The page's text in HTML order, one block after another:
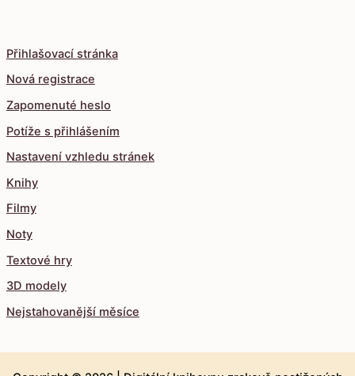
Přihlašovací stránka
Nová registrace
Zapomenuté heslo
Potíže s přihlášením
Nastavení vzhledu stránek
Knihy
Filmy
Noty
Textové hry
3D modely
Nejstahovanější měsíce